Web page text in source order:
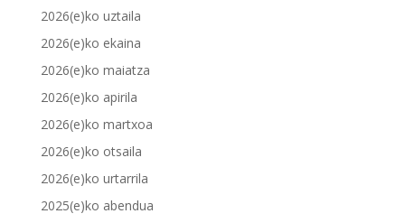
2026(e)ko uztaila
2026(e)ko ekaina
2026(e)ko maiatza
2026(e)ko apirila
2026(e)ko martxoa
2026(e)ko otsaila
2026(e)ko urtarrila
2025(e)ko abendua